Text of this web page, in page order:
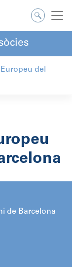
del
de Barcelona